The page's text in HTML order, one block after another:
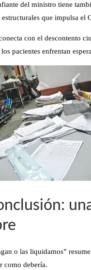
del ministro tiene
que impulsa el
con el descontento
pacientes enfrentan
o las liquidamos”
como debería.